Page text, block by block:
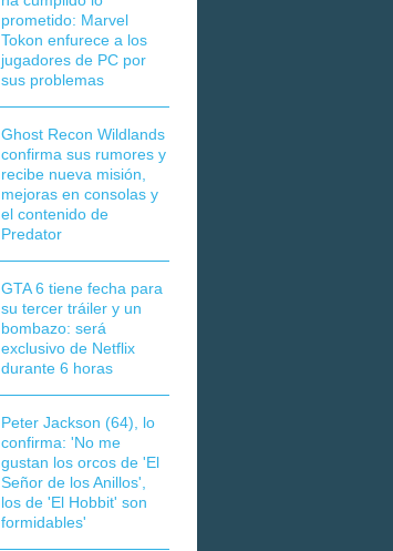
prometido: Marvel
Tokon enfurece a los
jugadores de PC por
sus problemas
Ghost Recon Wildlands
confirma sus rumores y
recibe nueva misión,
mejoras en consolas y
el contenido de
Predator
GTA 6 tiene fecha para
su tercer tráiler y un
bombazo: será
exclusivo de Netflix
durante 6 horas
Peter Jackson (64), lo
confirma: 'No me
gustan los orcos de 'El
Señor de los Anillos',
los de 'El Hobbit' son
formidables'